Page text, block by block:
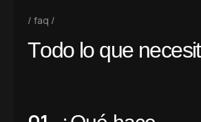
faq
Todo lo que necesit